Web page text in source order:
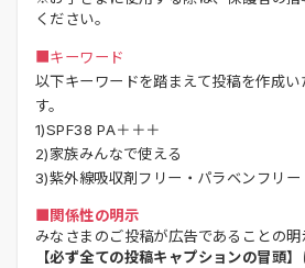
ください。
■キーワード
以下キーワードを踏まえて投稿を作成
す。
1)SPF38 PA＋＋＋
2)家族みんなで使える
3)紫外線吸収剤フリー・パラベンフリー
■関係性の明示
みなさまのご投稿が広告であることの明
【必ず全ての投稿キャプションの冒頭】